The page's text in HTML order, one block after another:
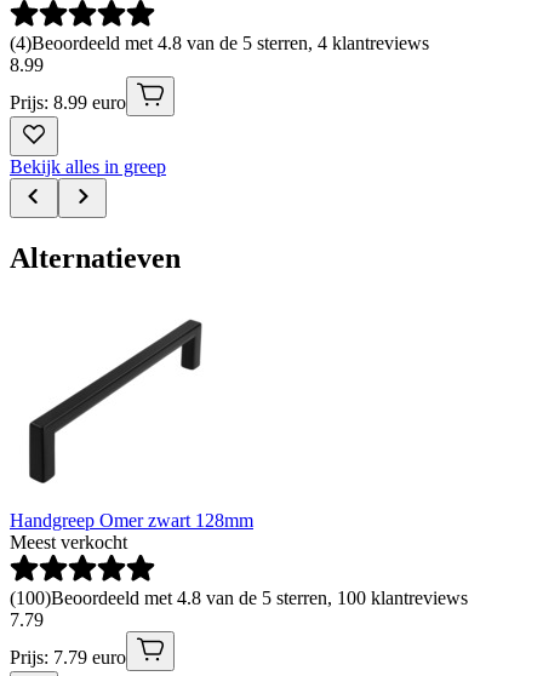
(4)Beoordeeld met 4.8 van de 5 sterren, 4 klantreviews
8.99
Prijs: 8.99 euro
Bekijk alles in greep
Alternatieven
Handgreep Omer zwart 128mm
Meest verkocht
(100)Beoordeeld met 4.8 van de 5 sterren, 100 klantreviews
7.79
Prijs: 7.79 euro